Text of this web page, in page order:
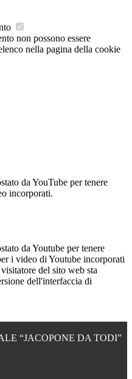
non possono essere
nella pagina della cookie
da YouTube per tenere
incorporati.
da Youtube per tenere
i video di Youtube incorporati
del sito web sta
dell'interfaccia di
“JACOPONE DA TODI”